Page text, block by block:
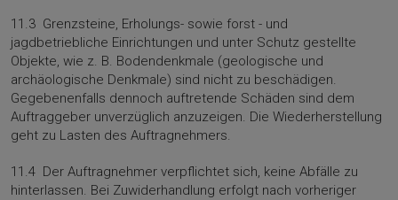
11.3 Grenzsteine, Erholungs- sowie forst - und
jagdbetriebliche Einrichtungen und unter Schutz gestellte
Objekte, wie z. B. Bodendenkmale (geologische und
archäologische Denkmale) sind nicht zu beschädigen.
Gegebenenfalls dennoch auftretende Schäden sind dem
Auftraggeber unverzüglich anzuzeigen. Die Wiederherstellung
geht zu Lasten des Auftragnehmers.
11.4 Der Auftragnehmer verpflichtet sich, keine Abfälle zu
hinterlassen. Bei Zuwiderhand­lung erfolgt nach vorheriger